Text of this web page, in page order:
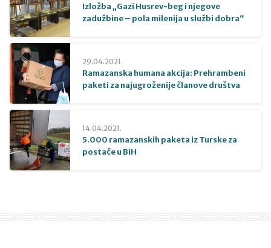
Izložba „Gazi Husrev-beg i njegove
zadužbine – pola milenija u službi dobra“
29.04.2021.
Ramazanska humana akcija: Prehrambeni
paketi za najugroženije članove društva
14.04.2021.
5.000 ramazanskih paketa iz Turske za
postače u BiH